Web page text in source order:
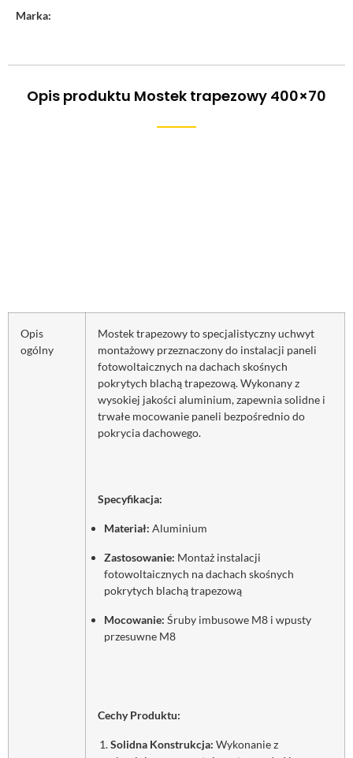
Marka:
Opis produktu Mostek trapezowy 400×70
Opis
ogólny
Mostek trapezowy to specjalistyczny uchwyt
montażowy przeznaczony do instalacji paneli
fotowoltaicznych na dachach skośnych
pokrytych blachą trapezową. Wykonany z
wysokiej jakości aluminium, zapewnia solidne i
trwałe mocowanie paneli bezpośrednio do
pokrycia dachowego.
Specyfikacja:
Materiał: Aluminium
Zastosowanie: Montaż instalacji
fotowoltaicznych na dachach skośnych
pokrytych blachą trapezową
Mocowanie: Śruby imbusowe M8 i wpusty
przesuwne M8
Cechy Produktu:
Solidna Konstrukcja: Wykonanie z